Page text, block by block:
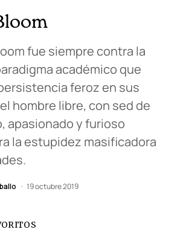
fue siempre contra la
académico que
feroz en sus
hombre libre, con sed de
apasionado y furioso
la estupidez masificadora
19 octubre 2019